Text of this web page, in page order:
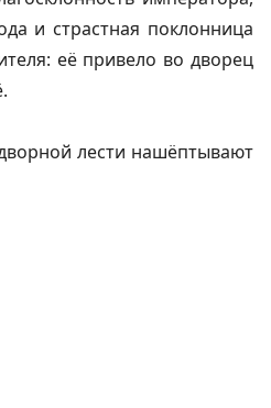
и страстная поклонница
её привело во дворец
лести нашёптывают